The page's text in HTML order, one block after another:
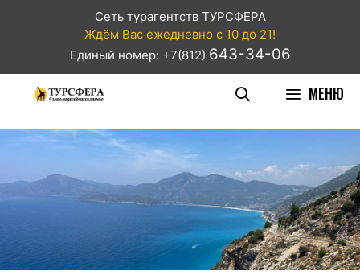
Сеть турагентств ТУРСФЕРА
Ждём Вас ежедневно с 10 до 21!
Единый номер: +7(812) 643-34-06
МЕНЮ